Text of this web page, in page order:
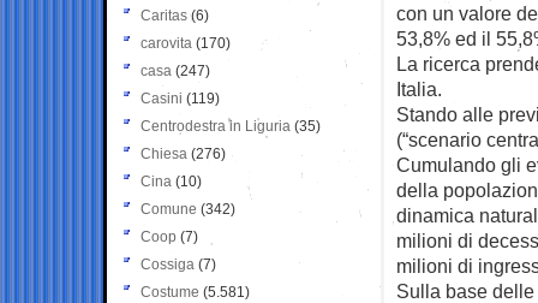
con un valore
53,8% ed il
La ricerca
Italia.
Stando alle
(“scenario
Cumulando gli
della
dinamica
milioni di
milioni di
Sulla base
Caritas (6)
carovita (170)
casa (247)
Casini (119)
Centrodestra in Liguria (35)
Chiesa (276)
Cina (10)
Comune (342)
Coop (7)
Cossiga (7)
Costume (5.581)